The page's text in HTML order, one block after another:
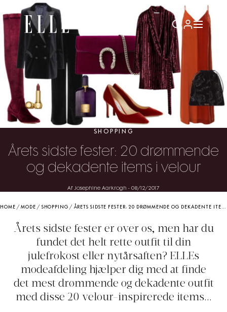
SHOPPING
Årets sidste fester: 20 drømmende
og dekadente items i velour
Af Josephine Aarkrogh - 08/12/2017
HOME /MODE / SHOPPING / ÅRETS SIDSTE FESTER: 20 DRØMMENDE OG DEKADENTE ITEMS I VELOUR
Årets sidste fester er over os, men har du
fundet det helt rette outfit til din
julefrokost eller nytårsaften? ELLEs
modeafdeling hjælper dig med at finde
det mest drømmende og dekadente outfit
med disse 20 velour-inspirerede items...